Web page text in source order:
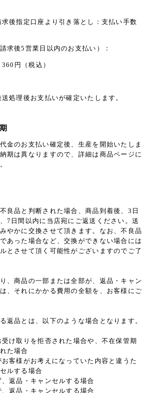
求後指定口座より引き落とし：支払い手数
求後5営業日以内のお支払い）：
円（税込）
処理後お支払いが確定いたします。
金のお支払い確定後、生産を開始いたしま
期は異なりますので、詳細は商品ページに
良品と判断された場合、商品到着後、3日
7日間以内に当店宛にご返送ください。送
やかに交換させて頂きます。なお、不良品
あった場合など、交換ができない場合には
とさせて頂く可能性がございますのでご了
、商品の一部または全部が、返品・キャン
、それにかかる費用の全額を、お客様にご
返品とは、以下のような場合となります。
受け取りを拒否された場合や、不在保管期
た場合
お客様がお考えになっていた内容と違うた
ルする場合
、返品・キャンセルする場合
、返品・キャンセルする場合